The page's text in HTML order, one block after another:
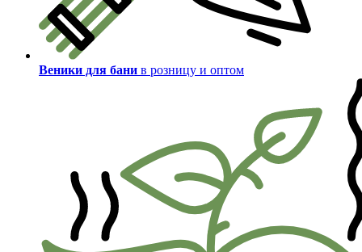
Веники для бани в розницу и оптом